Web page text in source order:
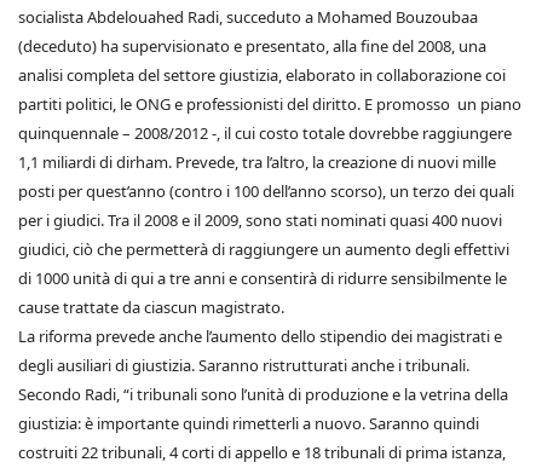
socialista Abdelouahed Radi, succeduto a Mohamed Bouzoubaa
(deceduto) ha supervisionato e presentato, alla fine del 2008, una
analisi completa del settore giustizia, elaborato in collaborazione coi
partiti politici, le ONG e professionisti del diritto. E promosso un piano
quinquennale – 2008/2012 -, il cui costo totale dovrebbe raggiungere
1,1 miliardi di dirham. Prevede, tra l’altro, la creazione di nuovi mille
posti per quest’anno (contro i 100 dell’anno scorso), un terzo dei quali
per i giudici. Tra il 2008 e il 2009, sono stati nominati quasi 400 nuovi
giudici, ciò che permetterà di raggiungere un aumento degli effettivi
di 1000 unità di qui a tre anni e consentirà di ridurre sensibilmente le
cause trattate da ciascun magistrato.
La riforma prevede anche l’aumento dello stipendio dei magistrati e
degli ausiliari di giustizia. Saranno ristrutturati anche i tribunali.
Secondo Radi, “i tribunali sono l’unità di produzione e la vetrina della
giustizia: è importante quindi rimetterli a nuovo. Saranno quindi
costruiti 22 tribunali, 4 corti di appello e 18 tribunali di prima istanza,